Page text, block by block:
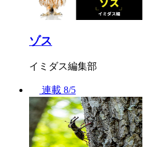
ゾス
イミダス編集部
連載 8/5